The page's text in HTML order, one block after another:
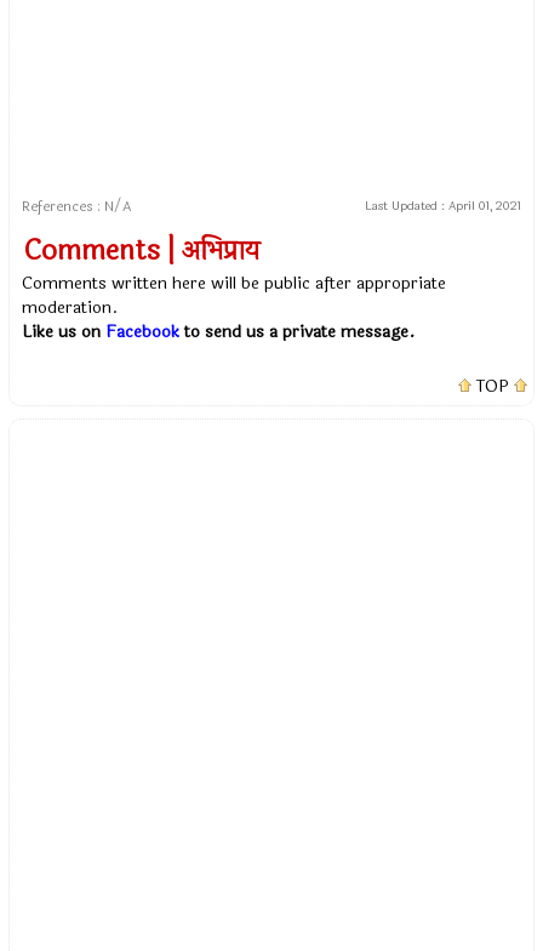
References : N/A Last Updated : April 01, 2021
Comments | अभिप्राय
Comments written here will be public after appropriate
moderation.
Like us on Facebookto send us a private message.
TOP